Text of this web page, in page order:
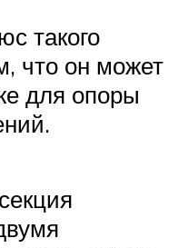
такого
что он может
для опоры